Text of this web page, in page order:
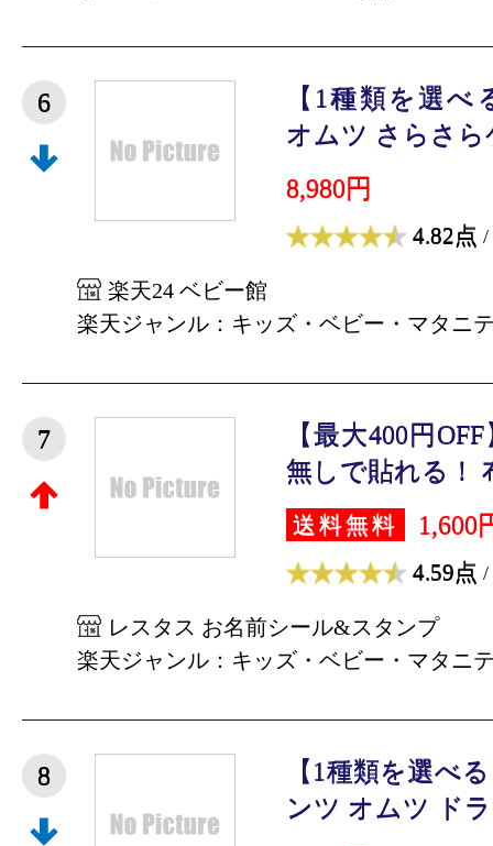
6
【1種類を選
オムツ さらさら
8,980円
4.82点 /
楽天24 ベビー館
楽天ジャンル：キッズ・ベビー・マタニ
7
【最大400円
無しで貼れる！
送料無料 1,600
4.59点 /
レスタス お名前シール&スタンプ
楽天ジャンル：キッズ・ベビー・マタニ
8
【1種類を選べ
ンツ オムツ ド